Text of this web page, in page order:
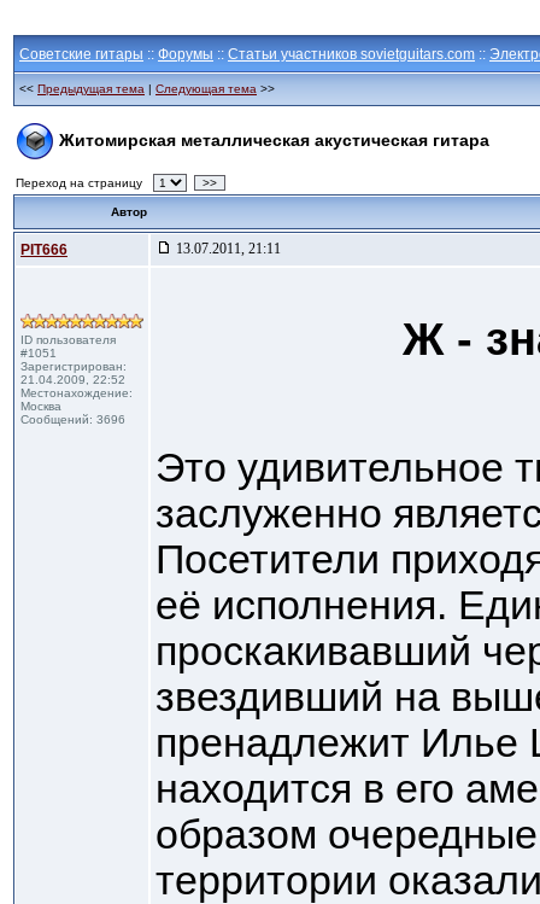
Советские гитары :: Форумы :: Статьи участников sovietguitars.com ::
<< Предыдущая тема | Следующая тема >>
Житомирская металлическая акустическая гитара
Переход на страницу >>
Автор
PIT666 13.07.2011, 21:11
ID пользователя
#1051
Зарегистрирован:
21.04.2009, 22:52
Местонахождение:
Москва
Сообщений: 3696
Ж -
Это удивительное
заслуженно
Посетители
её исполнения.
проскакивавший
звездивший на
пренадлежит Илье
находится в его
образом
территории